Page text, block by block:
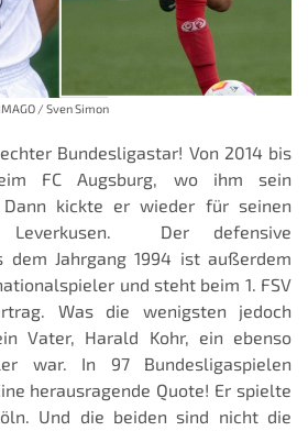
IMAGO / Sven Simon
Bundesligastar! Von 2014 bis
FC Augsburg, wo ihm sein
Dann kickte er wieder für seinen
Leverkusen. Der defensive
Jahrgang 1994 ist außerdem
und steht beim 1. FSV
Was die wenigsten jedoch
Vater, Harald Kohr, ein ebenso
war. In 97 Bundesligaspielen
herausragende Quote! Er spielte
Und die beiden sind nicht die